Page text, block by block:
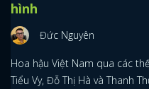
hình
Đức Nguyên
Hoa hậu Việt Nam qua các
Tiểu Vy, Đỗ Thị Hà và Thanh